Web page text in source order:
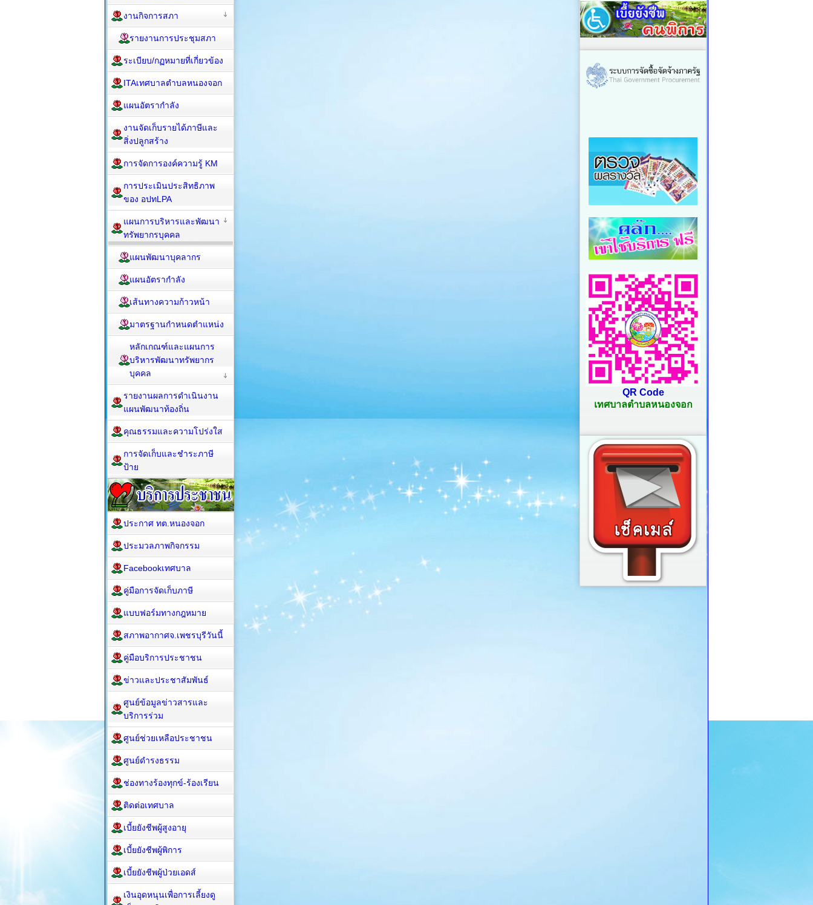
งานกิจการสภา
รายงานการประชุมสภา
ระเบียบ/กฏหมายที่เกี่ยวข้อง
ITAเทศบาลตำบลหนองจอก
แผนอัตรากำลัง
งานจัดเก็บรายได้ภาษีและ
สิ่งปลูกสร้าง
การจัดการองค์ความรู้ KM
การประเมินประสิทธิภาพ
ของ อปทLPA
แผนการบริหารและพัฒนา
ทรัพยากรบุคคล
แผนพัฒนาบุคลากร
แผนอัตรากำลัง
เส้นทางความก้าวหน้า
มาตรฐานกำหนดตำแหน่ง
หลักเกณฑ์และแผนการ
บริหารพัฒนาทรัพยากร
บุคคล
รายงานผลการดำเนินงาน
แผนพัฒนาท้องถิ่น
คุณธรรมและความโปร่งใส
การจัดเก็บและชำระภาษี
ป้าย
ประกาศ ทต.หนองจอก
ประมวลภาพกิจกรรม
Facebookเทศบาล
คู่มือการจัดเก็บภาษี
แบบฟอร์มทางกฎหมาย
สภาพอากาศจ.เพชรบุรีวันนี้
คู่มือบริการประชาชน
ข่าวและประชาสัมพันธ์
ศูนย์ข้อมูลข่าวสารและ
บริการร่วม
ศูนย์ช่วยเหลือประชาชน
ศูนย์ดำรงธรรม
ช่องทางร้องทุกข์-ร้องเรียน
ติดต่อเทศบาล
เบี้ยยังชีพผู้สูงอายุ
เบี้ยยังชีพผู้พิการ
เบี้ยยังชีพผู้ป่วยเอดส์
เงินอุดหนุนเพื่อการเลี้ยงดู
QR Code
เทศบาลตำบลหนองจอก